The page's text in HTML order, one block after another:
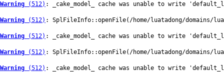
Warning (512) : _cake_model_ cache was unable to write
Warning (512) : SplFileInfo::openFile(/home/luatadong/domains/
Warning (512) : _cake_model_ cache was unable to write
Warning (512) : SplFileInfo::openFile(/home/luatadong/domains/
Warning (512) : _cake_model_ cache was unable to write